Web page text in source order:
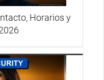
Horarios y